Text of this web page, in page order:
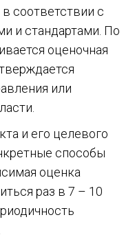
в соответствии с
и стандартами. По
оценочная
или
и его целевого
способы
оценка
раз в 7 – 10